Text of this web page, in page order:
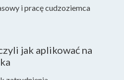
i pracę cudzoziemca
jak aplikować na